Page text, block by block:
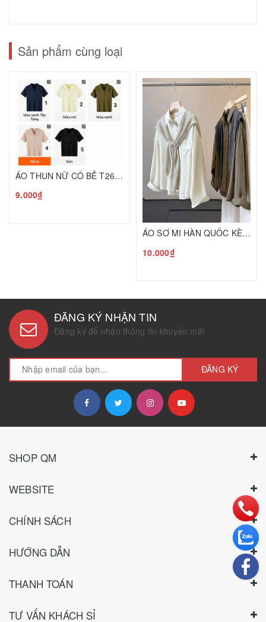
Sản phẩm cùng loại
ÁO THUN NỮ CỔ BẺ T26080601
9.000₫
ÁO SƠ MI HÀN QUỐC KÈM KHĂN LEN T26080506
10.000₫
ĐĂNG KÝ NHẬN TIN
Đăng ký để nhận thông tin khuyến mãi
ĐĂNG KÝ
SHOP QM
WEBSITE
CHÍNH SÁCH
HƯỚNG DẪN
THANH TOÁN
TƯ VẤN KHÁCH SỈ